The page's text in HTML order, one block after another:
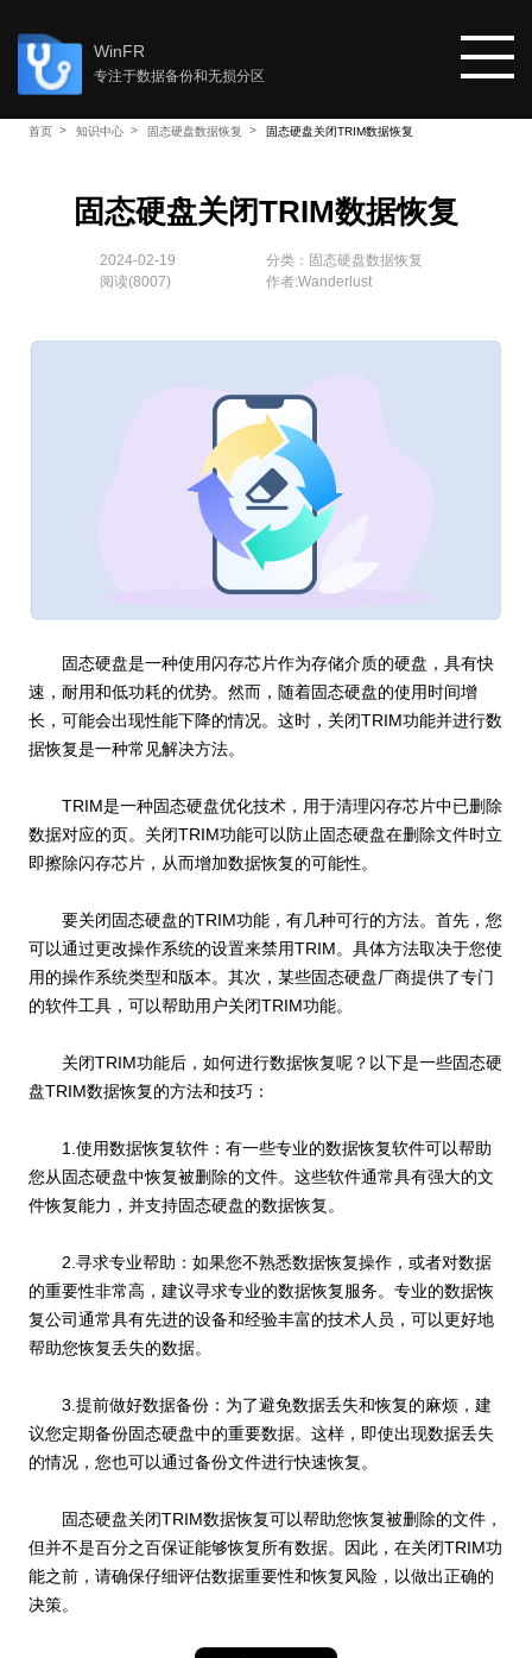
WinFR
专注于数据备份和无损分区
首页 知识中心 固态硬盘数据恢复 固态硬盘关闭TRIM数据恢复
固态硬盘关闭TRIM数据恢复
2024-02-19 分类： 固态硬盘数据恢复
阅读(8007) 作者:Wanderlust
固态硬盘是一种使用闪存芯片作为存储介质的硬盘，具有快
速，耐用和低功耗的优势。然而，随着固态硬盘的使用时间增
长，可能会出现性能下降的情况。这时，关闭TRIM功能并进行数
据恢复是一种常见解决方法。
TRIM是一种固态硬盘优化技术，用于清理闪存芯片中已删除
数据对应的页。关闭TRIM功能可以防止固态硬盘在删除文件时立
即擦除闪存芯片，从而增加数据恢复的可能性。
要关闭固态硬盘的TRIM功能，有几种可行的方法。首先，您
可以通过更改操作系统的设置来禁用TRIM。具体方法取决于您使
用的操作系统类型和版本。其次，某些固态硬盘厂商提供了专门
的软件工具，可以帮助用户关闭TRIM功能。
关闭TRIM功能后，如何进行数据恢复呢？以下是一些固态硬
盘TRIM数据恢复的方法和技巧：
1.使用数据恢复软件：有一些专业的数据恢复软件可以帮助
您从固态硬盘中恢复被删除的文件。这些软件通常具有强大的文
件恢复能力，并支持固态硬盘的数据恢复。
2.寻求专业帮助：如果您不熟悉数据恢复操作，或者对数据
的重要性非常高，建议寻求专业的数据恢复服务。专业的数据恢
复公司通常具有先进的设备和经验丰富的技术人员，可以更好地
帮助您恢复丢失的数据。
3.提前做好数据备份：为了避免数据丢失和恢复的麻烦，建
议您定期备份固态硬盘中的重要数据。这样，即使出现数据丢失
的情况，您也可以通过备份文件进行快速恢复。
固态硬盘关闭TRIM数据恢复可以帮助您恢复被删除的文件，
但并不是百分之百保证能够恢复所有数据。因此，在关闭TRIM功
能之前，请确保仔细评估数据重要性和恢复风险，以做出正确的
决策。